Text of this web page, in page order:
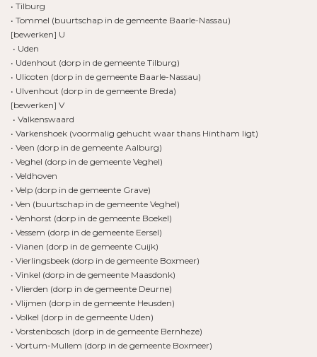
• Tilburg
• Tommel (buurtschap in de gemeente Baarle-Nassau)
[bewerken] U
• Uden
• Udenhout (dorp in de gemeente Tilburg)
• Ulicoten (dorp in de gemeente Baarle-Nassau)
• Ulvenhout (dorp in de gemeente Breda)
[bewerken] V
• Valkenswaard
• Varkenshoek (voormalig gehucht waar thans Hintham ligt)
• Veen (dorp in de gemeente Aalburg)
• Veghel (dorp in de gemeente Veghel)
• Veldhoven
• Velp (dorp in de gemeente Grave)
• Ven (buurtschap in de gemeente Veghel)
• Venhorst (dorp in de gemeente Boekel)
• Vessem (dorp in de gemeente Eersel)
• Vianen (dorp in de gemeente Cuijk)
• Vierlingsbeek (dorp in de gemeente Boxmeer)
• Vinkel (dorp in de gemeente Maasdonk)
• Vlierden (dorp in de gemeente Deurne)
• Vlijmen (dorp in de gemeente Heusden)
• Volkel (dorp in de gemeente Uden)
• Vorstenbosch (dorp in de gemeente Bernheze)
• Vortum-Mullem (dorp in de gemeente Boxmeer)